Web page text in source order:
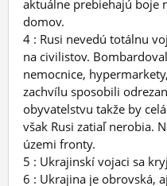
aktuálne prebiehajú boje
domov.
4 : Rusi nevedú totálnu
na civilistov.
nemocnice,
zachvílu sposobili
obyvatelstvu takže by
však Rusi zatiaľ nerobia.
územi fronty.
5 : Ukrajinskí vojaci sa
6 : Ukrajina je obrovská,